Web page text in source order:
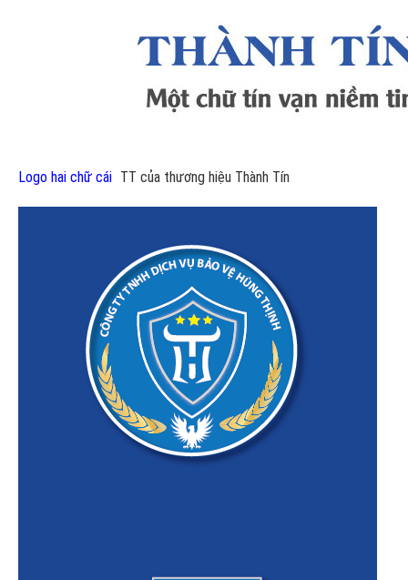
Logo hai chữ cái TT của thương hiệu Thành Tín